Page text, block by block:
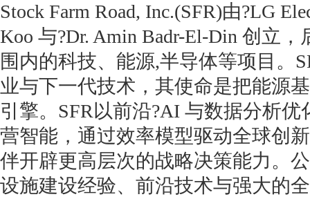
Stock Farm Road, Inc.(SFR)由?LG
Koo 与?Dr. Amin Badr-El-Din 创立
围内的科技、能源,半导体等项目。
业与下一代技术，其使命是把能源
引擎。SFR以前沿?AI 与数据分析
营智能，通过效率模型驱动全球创
伴开辟更高层次的战略决策能力。
设施建设经验、前沿技术与强大的